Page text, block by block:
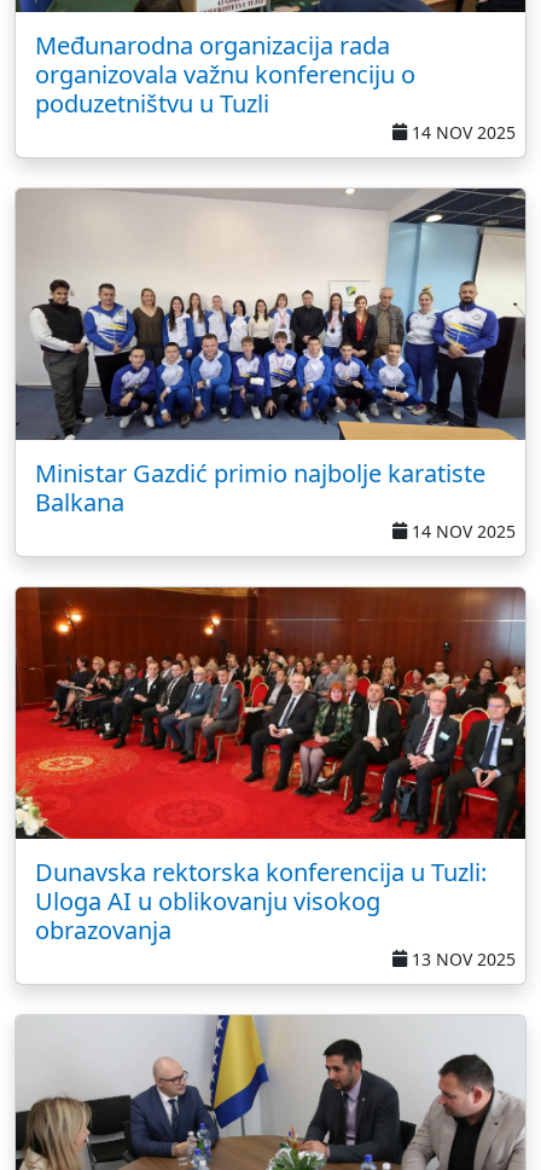
Međunarodna organizacija rada
organizovala važnu konferenciju o
poduzetništvu u Tuzli
14 NOV 2025
Ministar Gazdić primio najbolje karatiste
Balkana
14 NOV 2025
Dunavska rektorska konferencija u Tuzli:
Uloga AI u oblikovanju visokog
obrazovanja
13 NOV 2025